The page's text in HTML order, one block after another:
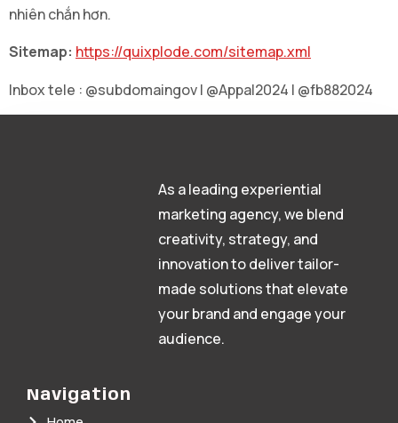
nhiên chắn hơn.
Sitemap: https://quixplode.com/sitemap.xml
Inbox tele : @subdomaingov | @Appal2024 | @fb882024
As a leading experiential
marketing agency, we blend
creativity, strategy, and
innovation to deliver tailor-
made solutions that elevate
your brand and engage your
audience.
Navigation